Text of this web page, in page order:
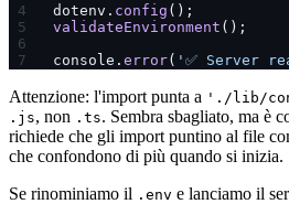
dotenv. config ();
validateEnvironment ();
console. error( '✅ Server
Attenzione: l'import punta a './lib/
.js, non .ts. Sembra sbagliato, ma è
richiede che gli import puntino al file
che confondono di più quando si inizia.
Se rinominiamo il .env e lanciamo il